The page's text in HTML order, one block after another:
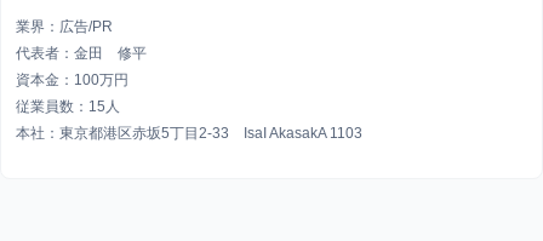
業界：広告/PR
代表者：金田 修平
資本金：100万円
従業員数：15人
本社：東京都港区赤坂5丁目2-33 IsaI AkasakA 1103